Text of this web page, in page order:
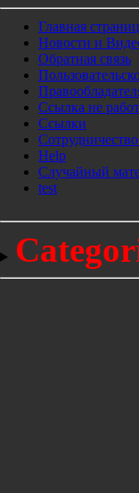
Главная
Новости и
Обратная связь
Ссылка не
Ссылки
Help
Cлучайный
test